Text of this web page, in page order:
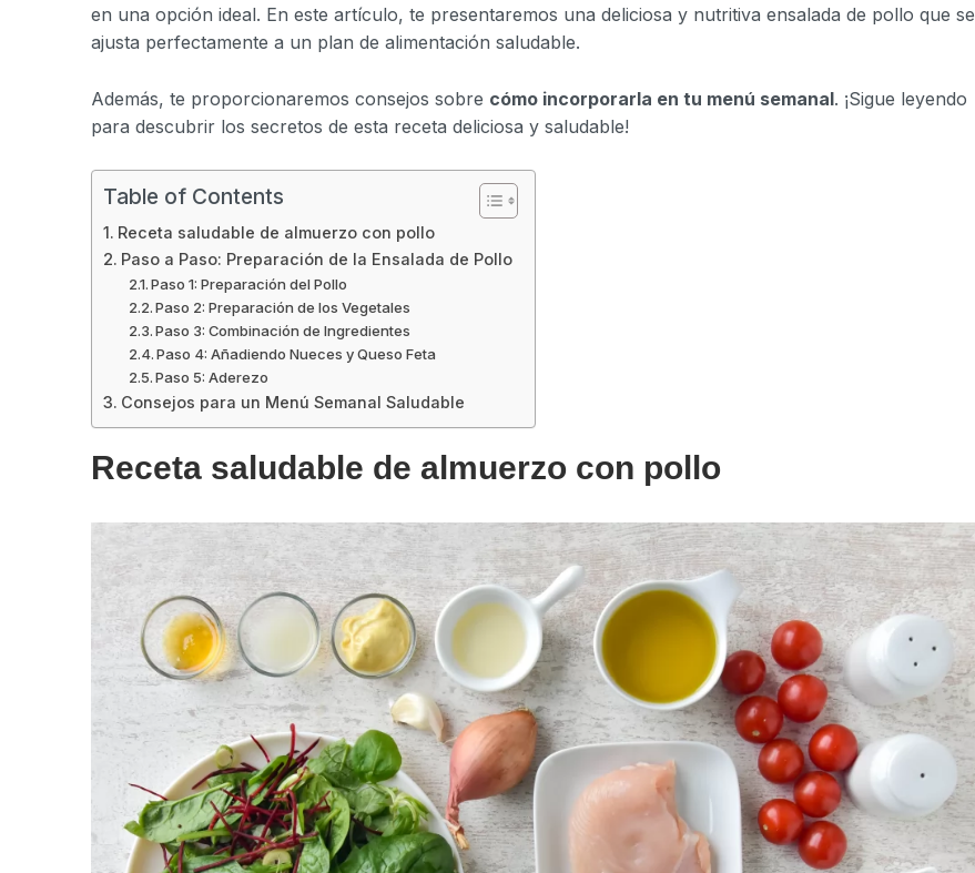
en una opción ideal. En este artículo, te presentaremos una deliciosa y nutritiva ensalada de pollo que se
ajusta perfectamente a un plan de alimentación saludable.
Además, te proporcionaremos consejos sobre cómo incorporarla en tu menú semanal. ¡Sigue leyendo
para descubrir los secretos de esta receta deliciosa y saludable!
Table of Contents
Receta saludable de almuerzo con pollo
Paso a Paso: Preparación de la Ensalada de Pollo
Paso 1: Preparación del Pollo
Paso 2: Preparación de los Vegetales
Paso 3: Combinación de Ingredientes
Paso 4: Añadiendo Nueces y Queso Feta
Paso 5: Aderezo
Consejos para un Menú Semanal Saludable
Receta saludable de almuerzo con pollo